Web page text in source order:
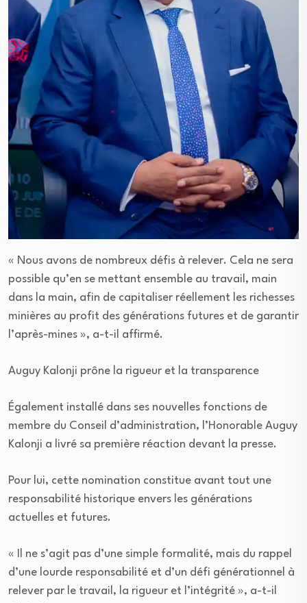
« Nous avons de nombreux défis à relever. Cela ne sera
possible qu’en se mettant ensemble au travail, main
dans la main, afin de capitaliser réellement les richesses
minières au profit des générations futures et de garantir
l’après-mines », a-t-il affirmé.
Auguy Kalonji prône la rigueur et la transparence
Également installé dans ses nouvelles fonctions de
membre du Conseil d’administration, l’Honorable Auguy
Kalonji a livré sa première réaction devant la presse.
Pour lui, cette nomination constitue avant tout une
responsabilité historique envers les générations
actuelles et futures.
« Il ne s’agit pas d’une simple formalité, mais du rappel
d’une lourde responsabilité et d’un défi générationnel à
relever par le travail, la rigueur et l’intégrité », a-t-il